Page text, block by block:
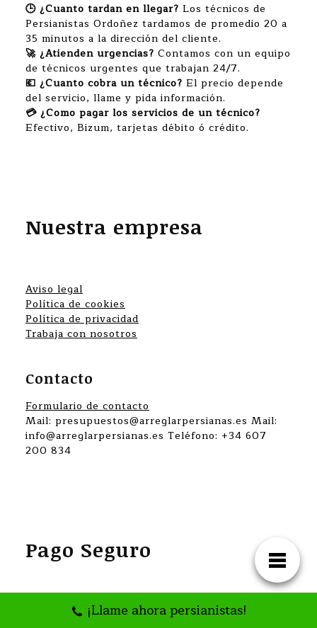
🕒 ¿Cuanto tardan en llegar? Los técnicos de
Persianistas Ordoñez tardamos de promedio 20 a
35 minutos a la dirección del cliente.
🚀 ¿Atienden urgencias? Contamos con un equipo
de técnicos urgentes que trabajan 24/7.
💶 ¿Cuanto cobra un técnico? El precio depende
del servicio, llame y pida información.
💳 ¿Como pagar los servicios de un técnico?
Efectivo, Bizum, tarjetas débito ó crédito.
Nuestra empresa
Aviso legal
Política de cookies
Política de privacidad
Trabaja con nosotros
Contacto
Formulario de contacto
Mail: presupuestos@arreglarpersianas.es Mail:
info@arreglarpersianas.es Teléfono: +34 607
200 834
Pago Seguro
¡Llame ahora persianistas!